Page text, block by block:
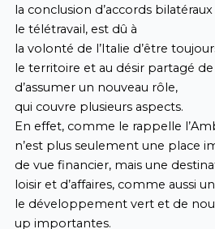
la conclusion d’accords
le télétravail, est dû à
la volonté de l’Italie d’être
le territoire et au désir partagé
d’assumer un nouveau rôle,
qui couvre plusieurs aspects.
En effet, comme le rappelle
n’est plus seulement une place
de vue financier, mais une
loisir et d’affaires, comme aussi
le développement vert et de
up importantes.